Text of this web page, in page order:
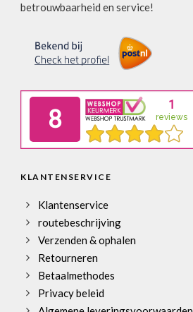
betrouwbaarheid en service!
KLANTENSERVICE
Klantenservice
routebeschrijving
Verzenden & ophalen
Retourneren
Betaalmethodes
Privacy beleid